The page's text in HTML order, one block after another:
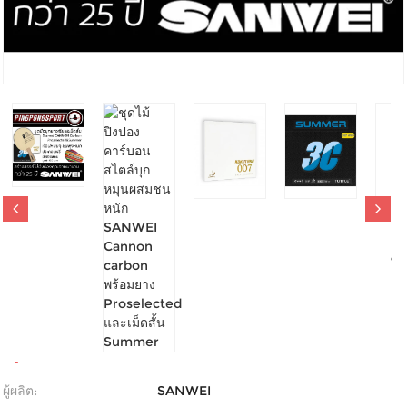
ชุดไม้ปิงปองคาร์บอนสไตล์บุกหมุนผสมชนหนัก SANWEI
CANNON CARBON พร้อมยาง PROSELECTED และเม็ดสั้น
- เขียนรีวิว
1,840.00บาท
ผู้ผลิต: SANWEI